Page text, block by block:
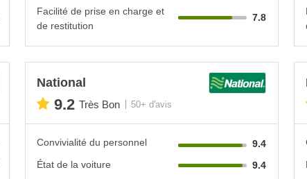
Facilité de prise en charge et
de restitution
7.8
National
9.2 Très Bon 50+ d'avis
Convivialité du personnel
9.4
État de la voiture
9.4